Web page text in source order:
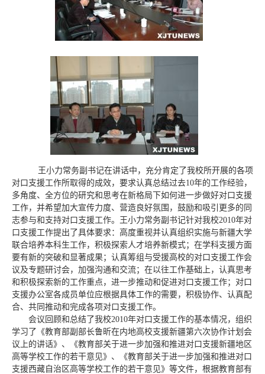
王小力常务副书记在讲话中，充分肯定了我校所开展的各项
对口支援工作所取得的成效，要求认真总结过去10年的工作经验，
多角度、全方位的研究和思考在新格局下如何进一步做好对口支援
工作，并希望加大宣传力度、营造良好氛围，鼓励和吸引更多的同
志参与和支持对口支援工作。王小力常务副书记针对我校2010年对
口支援工作提出了具体要求：高度重视并认真组织实施与新疆大学
联合培养本科生工作，积极探索人才培养新模式；在学科支援方面
要有新的突破和显著成果；认真筹组与受援高校的对口支援工作会
议及专题研讨会，加强沟通和交流；在以往工作基础上，认真思考
和积极探索新的工作重点，进一步推动和促进对口支援工作；对口
支援办公室各成员单位应根据具体工作的需要，积极协作、认真配
合、共同推动和完成各项对口支援工作。
会议回顾和总结了我校2010年对口支援工作的基本情况，组织
学习了《教育部副部长鲁昕在内地高校支援新疆第六次协作计划会
议上的讲话》、《教育部关于进一步加强和推进对口支援新疆地区
高等学校工作的若干意见》、《教育部关于进一步加强和推进对口
支援西藏自治区高等学校工作的若干意见》等文件，根据教育部有